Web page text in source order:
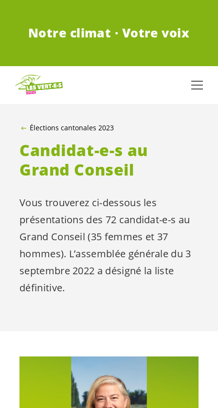
Notre climat · Votre voix
Élections cantonales 2023
Candidat-e-s au
Grand Conseil
Vous trouverez ci-dessous les
présentations des 72 candidat-e-s au
Grand Conseil (35 femmes et 37
hommes). L’assemblée générale du 3
septembre 2022 a désigné la liste
définitive.